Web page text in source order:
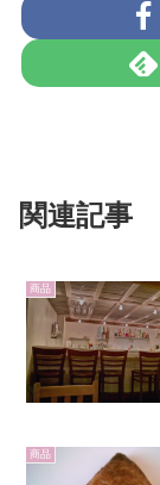
関連記事
商品
商品